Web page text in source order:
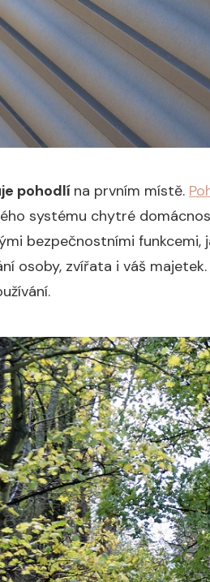
pohodlí na prvním místě.
systému chytré
bezpečnostními funkcemi,
osoby, zvířata i váš